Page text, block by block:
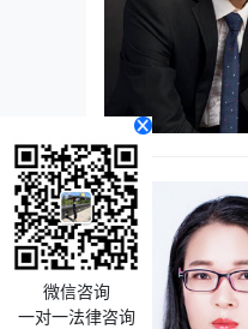
微信咨询
一对一法律咨询